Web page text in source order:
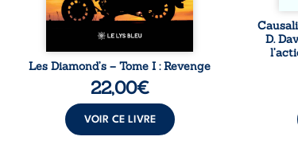
Les Diamond’s – Tome I : Revenge
22,00€
VOIR CE LIVRE
D.